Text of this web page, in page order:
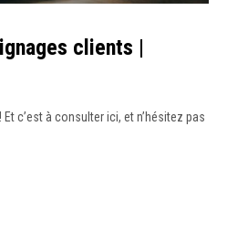
clients |
c’est à consulter ici, et n’hésitez pas